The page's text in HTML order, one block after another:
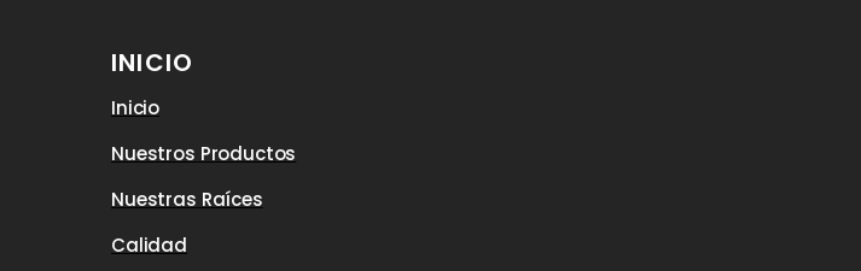
INICIO
Inicio
Nuestros Productos
Nuestras Raíces
Calidad